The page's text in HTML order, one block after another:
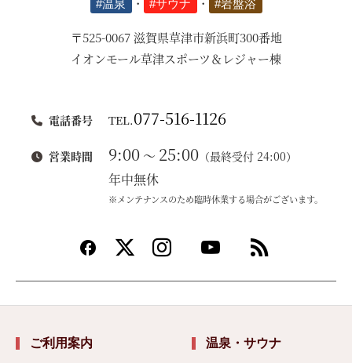
#温泉 ・ #サウナ ・ #岩盤浴
〒525-0067 滋賀県草津市新浜町300番地
イオンモール草津スポーツ＆レジャー棟
電話番号 TEL.077-516-1126
営業時間 9:00 ～ 25:00 （最終受付 24:00）
年中無休
※メンテナンスのため臨時休業する場合がございます。
ご利用案内 温泉・サウナ